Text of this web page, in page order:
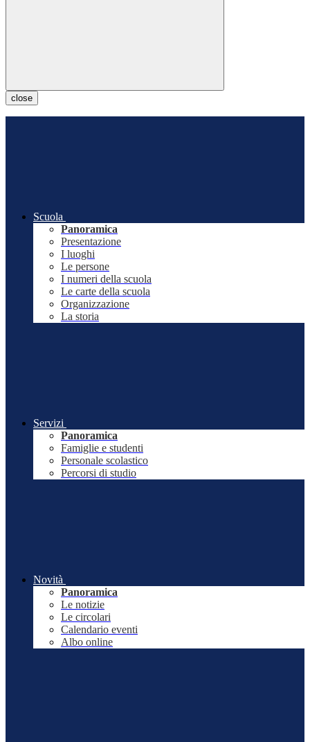
close
Scuola
Panoramica
Presentazione
I luoghi
Le persone
I numeri della scuola
Le carte della scuola
Organizzazione
La storia
Servizi
Panoramica
Famiglie e studenti
Personale scolastico
Percorsi di studio
Novità
Panoramica
Le notizie
Le circolari
Calendario eventi
Albo online